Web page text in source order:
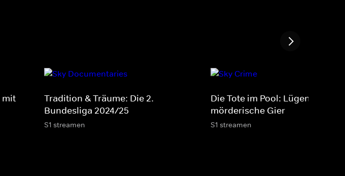
mit
Tradition & Träume: Die 2.
Bundesliga 2024/25
S1 streamen
Die Tote im Pool: Lügen, Betrug
mörderische Gier
S1 streamen